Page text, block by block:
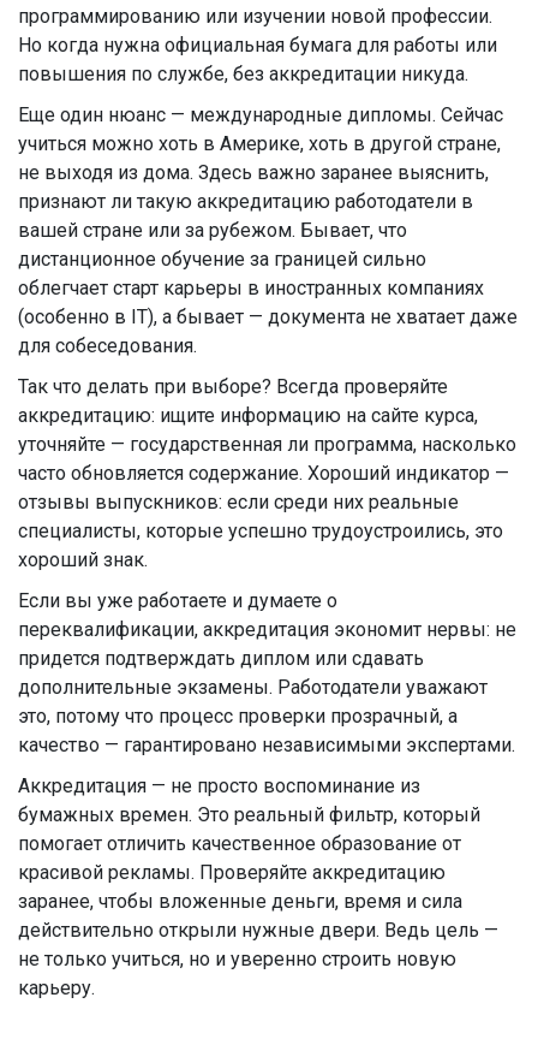
программированию или изучении новой профессии.
Но когда нужна официальная бумага для работы или
повышения по службе, без аккредитации никуда.
Еще один нюанс — международные дипломы. Сейчас
учиться можно хоть в Америке, хоть в другой стране,
не выходя из дома. Здесь важно заранее выяснить,
признают ли такую аккредитацию работодатели в
вашей стране или за рубежом. Бывает, что
дистанционное обучение за границей сильно
облегчает старт карьеры в иностранных компаниях
(особенно в IT), а бывает — документа не хватает даже
для собеседования.
Так что делать при выборе? Всегда проверяйте
аккредитацию: ищите информацию на сайте курса,
уточняйте — государственная ли программа, насколько
часто обновляется содержание. Хороший индикатор —
отзывы выпускников: если среди них реальные
специалисты, которые успешно трудоустроились, это
хороший знак.
Если вы уже работаете и думаете о
переквалификации, аккредитация экономит нервы: не
придется подтверждать диплом или сдавать
дополнительные экзамены. Работодатели уважают
это, потому что процесс проверки прозрачный, а
качество — гарантировано независимыми экспертами.
Аккредитация — не просто воспоминание из
бумажных времен. Это реальный фильтр, который
помогает отличить качественное образование от
красивой рекламы. Проверяйте аккредитацию
заранее, чтобы вложенные деньги, время и сила
действительно открыли нужные двери. Ведь цель —
не только учиться, но и уверенно строить новую
карьеру.